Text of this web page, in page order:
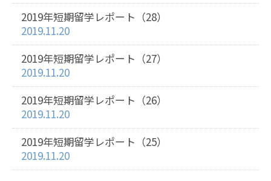
2019年短期留学レポート（28）
2019.11.20
2019年短期留学レポート（27）
2019.11.20
2019年短期留学レポート（26）
2019.11.20
2019年短期留学レポート（25）
2019.11.20